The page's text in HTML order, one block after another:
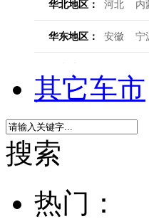
其它车市
搜索
热门：